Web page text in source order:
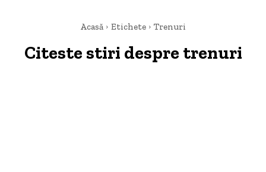
Acasă Etichete Trenuri
Citeste stiri despre trenuri